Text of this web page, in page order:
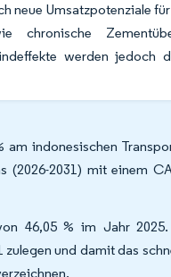
neue Umsatzpotenziale
chronische
werden jedoch
indonesischen
(2026-2031) mit einem
46,05 % im Jahr
und damit das